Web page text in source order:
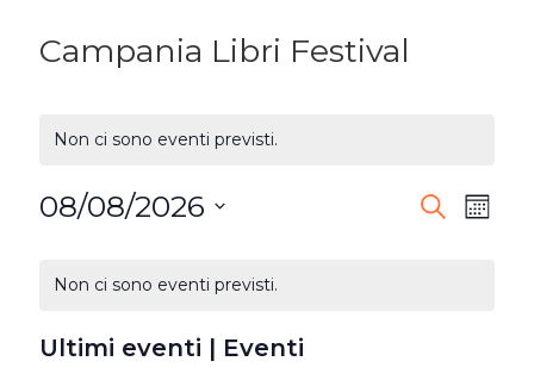
Campania Libri Festival
Non ci sono eventi previsti.
EVENTI
CercaMese
08/08/2026
laCALENDARIO
EVENTI
Non ci sono eventi previsti.
Ultimi eventi | Eventi